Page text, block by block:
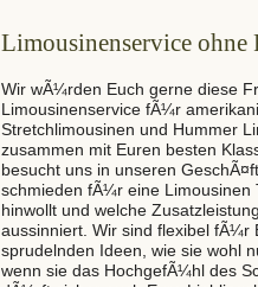
Limousinenservice ohne
Wir wÃ¼rden Euch gerne diese
Limousinenservice fÃ¼r
Stretchlimousinen und Hummer
zusammen mit Euren besten
besucht uns in unseren
schmieden fÃ¼r eine Limousinen
hinwollt und welche
aussinniert. Wir sind flexibel fÃ¼r
sprudelnden Ideen, wie sie wohl
wenn sie das HochgefÃ¼hl des